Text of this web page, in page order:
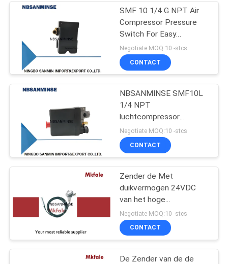
de klep van de
messingssolenoïde
Het Smeermiddel
van de
filterregelgever
84
Pneumatische
Luchtcilinder
SMF 10 1/4 G NPT Air
Compressor Pressure
Switch For Easy
Mounting Of Valve And
Gauges Air Pressure
Switch NBSANMINSE
Negotiate MOQ:10 -stcs
CONTACT
NBSANMINSE SMF10L
1/4 NPT
luchtcompressor
drukschakelaar voorkomt
dat de compressoren
onder belasting starten
Negotiate MOQ:10 -stcs
CONTACT
Zender de Met
duikvermogen 24VDC
van het hoge
Prestatiesniveau voor
Niveaugebied
Negotiate MOQ:10 -stcs
CONTACT
De Zender van de de